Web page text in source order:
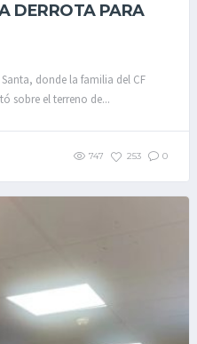
DERROTA PARA
donde la familia del CF
sobre el terreno de...
747 253 0